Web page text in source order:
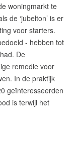
woningmarkt te
de ‘jubelton’ is er
voor starters.
- hebben tot
De
remedie voor
In de praktijk
geïnteresseerden
is terwijl het